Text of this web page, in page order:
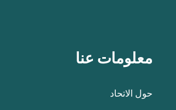
معلومات عنا
حول الاتحاد